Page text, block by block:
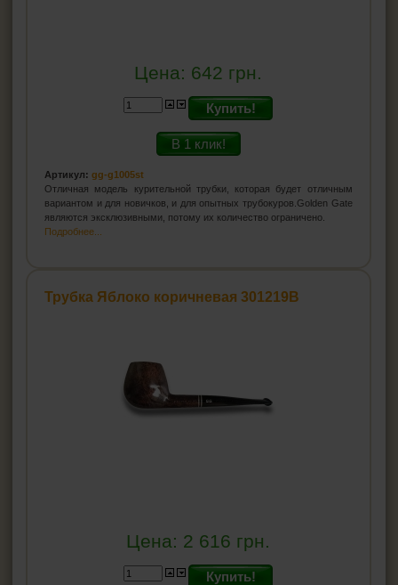
Цена: 642 грн.
Купить!
В 1 клик!
Артикул: gg-g1005st
Отличная модель курительной трубки, которая будет отличным
вариантом и для новичков, и для опытных трубокуров.Golden Gate
являются эксклюзивными, потому их количество ограничено.
Подробнее...
Трубка Яблоко коричневая 301219B
Цена: 2 616 грн.
Купить!